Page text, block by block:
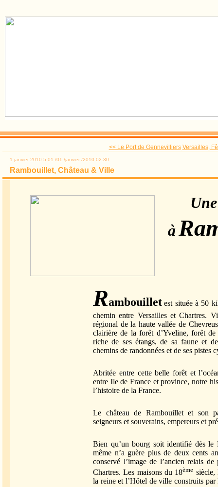
<< Le Port de Gennevilliers Versailles,
1 janvier 2010 5 01 /01 /janvier /2010 02:30
Rambouillet, Château & Ville
Une
à
Rambouillet est située à 50
chemin entre Versailles et Chartres.
régional de la haute vallée de
clairière de la forêt d’Yveline, forêt
riche de ses étangs, de sa faune et
chemins de randonnées et de ses pistes
Abritée entre cette belle forêt et
entre Ile de France et province, notre
l’histoire de la France.
Le château de Rambouillet et son
seigneurs et souverains, empereurs et
Bien qu’un bourg soit identifié dès
même n’a guère plus de deux cents
conservé l’image de l’ancien relais
Chartres. Les maisons du 18ème siècle,
la reine et l’Hôtel de ville construits